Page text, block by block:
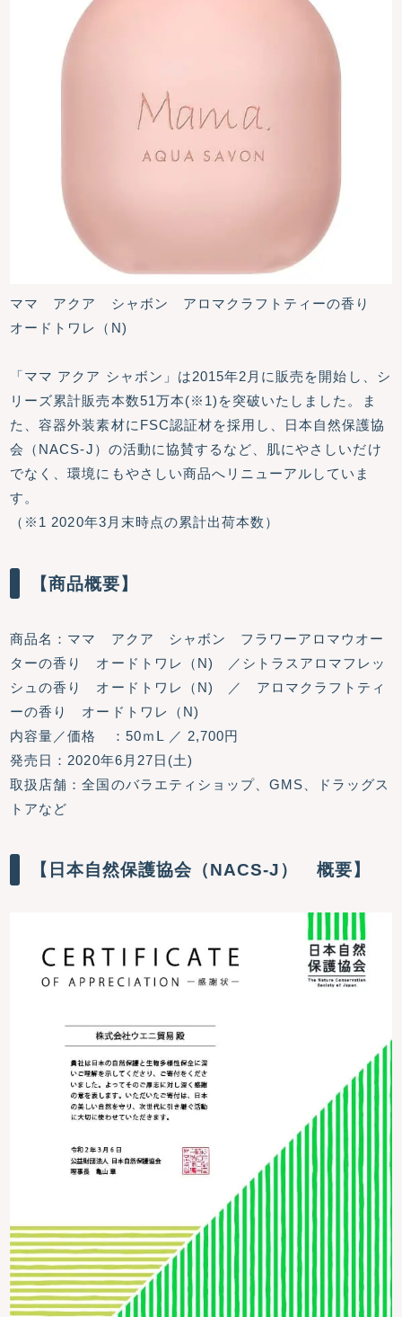
ママ アクア シャボン アロマクラフトティーの香り
オードトワレ（N)
「ママ アクア シャボン」は2015年2月に販売を開始し、シ
リーズ累計販売本数51万本(※1)を突破いたしました。ま
た、容器外装素材にFSC認証材を採用し、日本自然保護協
会（NACS-J）の活動に協賛するなど、肌にやさしいだけ
でなく、環境にもやさしい商品へリニューアルしていま
す。
（※1 2020年3月末時点の累計出荷本数）
【商品概要】
商品名：ママ アクア シャボン フラワーアロマウオー
ターの香り オードトワレ（N) ／シトラスアロマフレッ
シュの香り オードトワレ（N) ／ アロマクラフトティ
ーの香り オードトワレ（N)
内容量／価格 ：50ｍⅬ ／ 2,700円
発売日：2020年6月27日(土)
取扱店舗：全国のバラエティショップ、GMS、ドラッグス
トアなど
【日本自然保護協会（NACS-J） 概要】